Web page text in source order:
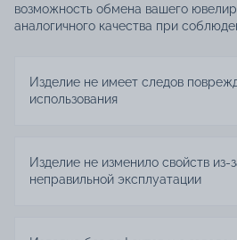
возможность обмена вашего
аналогичного качества при
Изделие не имеет следов
использования
Изделие не изменило свойств из-
неправильной эксплуатации